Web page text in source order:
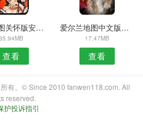
腾讯地图关怀版安卓版
查看
爱尔兰地图中文版全图
17.47MB
查看
有。© Since 2010 fanwen118.com. All
reserved.
护投诉指引